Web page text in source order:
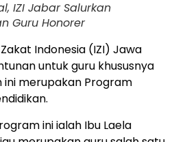
IZI Jabar Salurkan
Guru Honorer
Indonesia (IZI) Jawa
untuk guru khususnya
merupakan Program
ini ialah Ibu Laela